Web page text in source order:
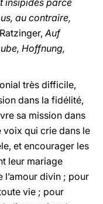
insipides parce
au contraire,
Auf
Hoffnung,
très difficile,
dans la fidélité,
sa mission dans
voix qui crie dans le
et encourager les
leur mariage
l’amour divin ; pour
vie ; pour